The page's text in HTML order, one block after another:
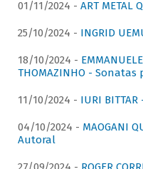
01/11/2024 - ART METAL
25/10/2024 - INGRID
18/10/2024 -
THOMAZINHO -
11/10/2024 - IURI
04/10/2024 - MAOGANI
Autoral